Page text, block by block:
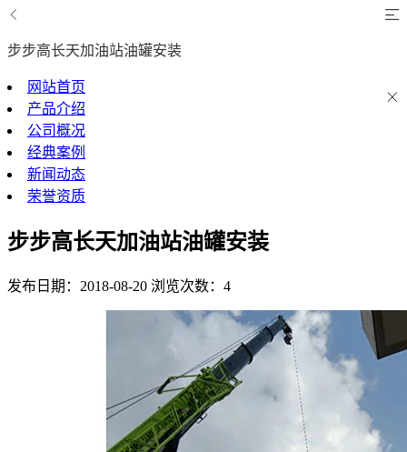
步步高长天加油站油罐安装
网站首页
产品介绍
公司概况
经典案例
新闻动态
荣誉资质
步步高长天加油站油罐安装
发布日期：2018-08-20 浏览次数：4